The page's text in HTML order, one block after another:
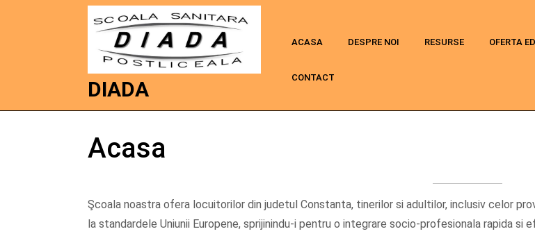
DIADA
ACASA DESPRE NOI RESURSE OFERTA
CONTACT
Acasa
Şcoala noastra ofera locuitorilor din judetul Constanta, tinerilor si adultilor, inclusiv celor
la standardele Uniunii Europene, sprijinindu-i pentru o integrare socio-profesionala rapida